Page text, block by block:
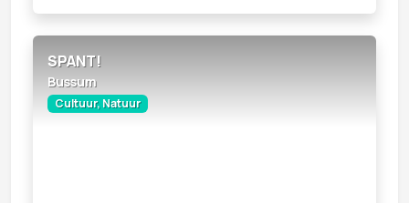
SPANT!
Bussum
Cultuur, Natuur